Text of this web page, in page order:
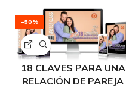
-50%
18 CLAVES PARA UNA
RELACIÓN DE PAREJA